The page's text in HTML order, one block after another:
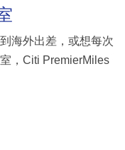
海外出差，或想每次
，Citi PremierMiles